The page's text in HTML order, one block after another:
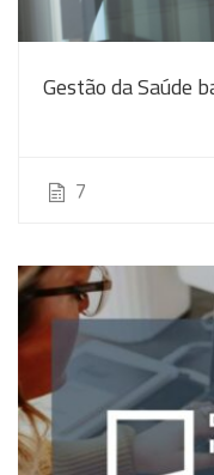
Gestão da Saúde
7